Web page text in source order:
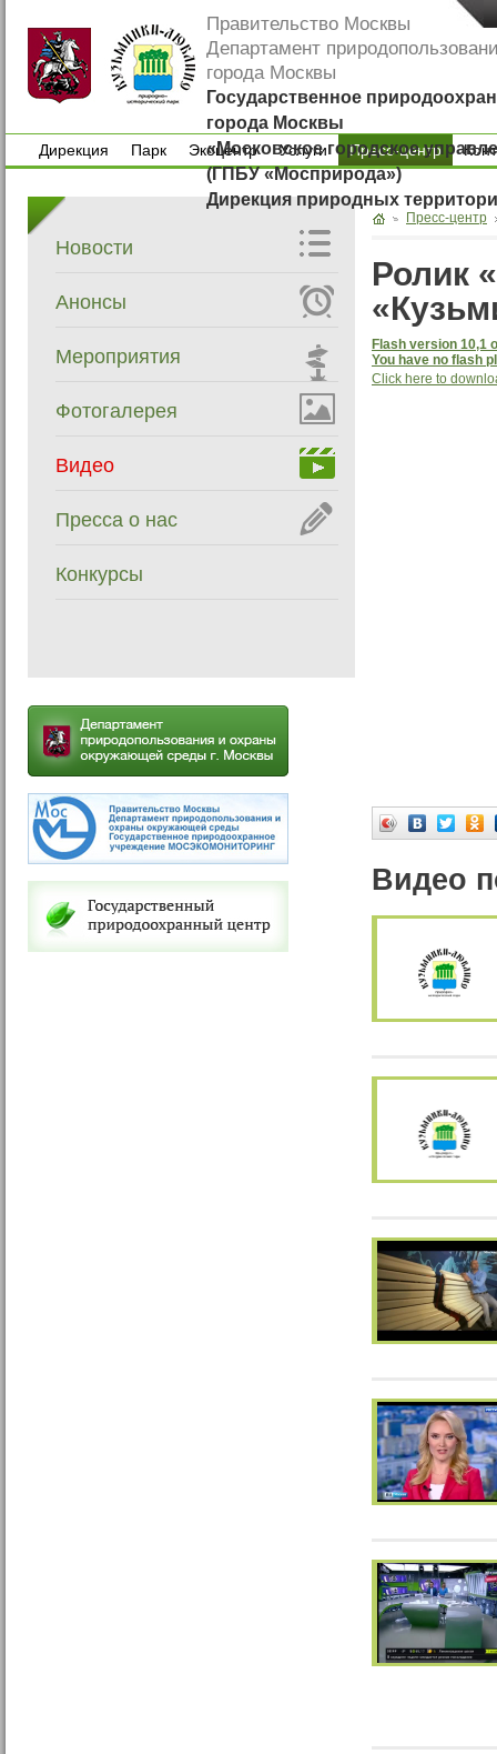
Правительство Москвы
Департамент
города Москвы
Государственное
города Москвы
«Московское городское
(ГПБУ «Мосприрода»)
Дирекция природных
Дирекция
Парк
Экоцентр
Экоцентр
Услуги
Услуги
Пресс-центр
Новости
Анонсы
Мероприятия
Фотогалерея
Видео
Пресса о нас
Конкурсы
Пресс-центр
Ролик
Flash version 10,1
You have no flash
Click here to
Видео